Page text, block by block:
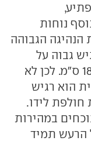
נוחות
הגבוהה
גבוה על
הכביש עם מימד גובה של כמעט 180 ס"מ. לכן לא
הוא רגיש
לידו.
במהירות
הרעש תמיד